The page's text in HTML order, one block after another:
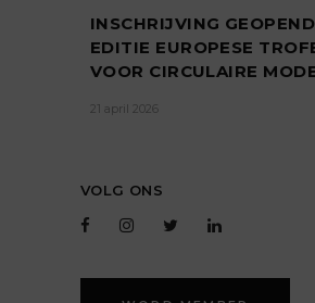
INSCHRIJVING
EDITIE EUROPESE
VOOR CIRCULAIRE
21 april 2026
VOLG ONS